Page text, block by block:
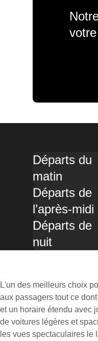
Départs du
matin
Départs de
l’après-midi
Départs de
nuit
L'un des meilleurs choix
aux passagers tout ce
et un horaire étendu avec
de voitures légères et
les vues spectaculaires le